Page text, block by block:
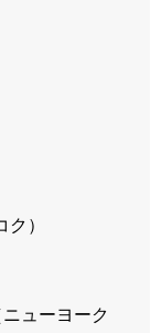
）
ューヨーク